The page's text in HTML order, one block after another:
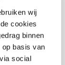
wij
cookies
binnen
basis van
social